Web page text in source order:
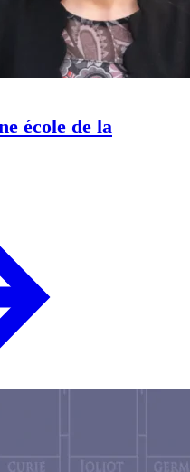
école de la